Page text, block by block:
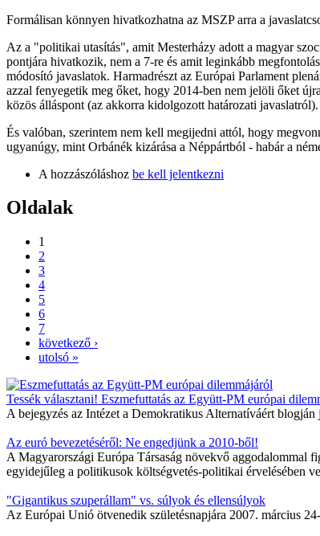
Formálisan könnyen hivatkozhatna az MSZP arra a
Az a "politikai utasítás", amit Mesterházy adott a magyar
pontjára hivatkozik, nem a 7-re és amit leginkább
módosító javaslatok. Harmadrészt az Európai Parlament
azzal fenyegetik meg őket, hogy 2014-ben nem jelöli őket
közös álláspont (az akkorra kidolgozott határozati javaslatról).
És valóban, szerintem nem kell megijedni attól, hogy
ugyanúgy, mint Orbánék kizárása a Néppártból - habár a
A hozzászóláshoz be kell jelentkezni
Oldalak
1
2
3
4
5
6
7
következő ›
utolsó »
Tessék választani! Eszmefuttatás az Együtt-PM európai
A bejegyzés az Intézet a Demokratikus Alternatíváért blogján
Az euró bevezetéséről: Ne engedjünk a 2010-ből!
A Magyarországi Európa Társaság növekvő aggodalommal
egyidejűleg a politikusok költségvetés-politikai érvelésében
"Gigantikus szuperállam" vs. súlyok és ellensúlyok
Az Európai Unió ötvenedik születésnapjára 2007. március